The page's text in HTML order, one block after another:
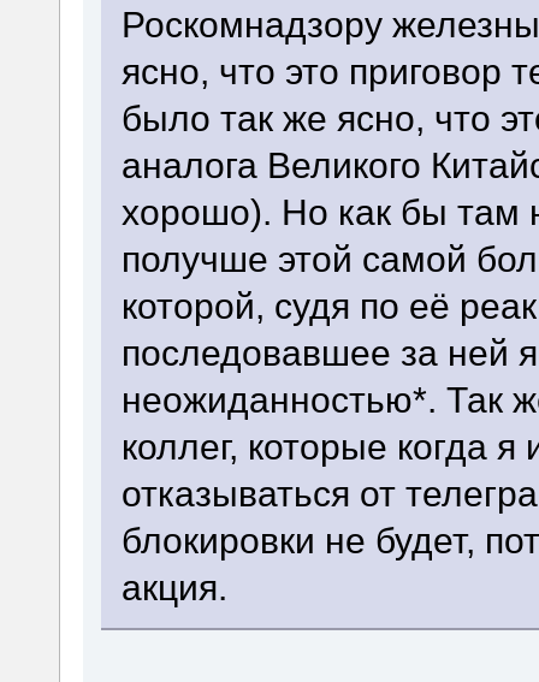
Роскомнадзору
ясно, что это приговор
было так же ясно, что
аналога Великого
хорошо). Но как бы там
получше этой самой
которой, судя по её
последовавшее за ней
неожиданностью*. Так
коллег, которые когда
отказываться от
блокировки не будет,
акция.